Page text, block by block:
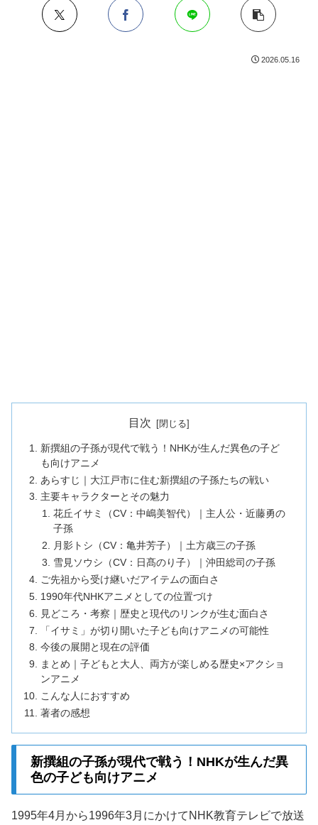
2026.05.16
目次
新撰組の子孫が現代で戦う！NHKが生んだ異色の子ど
も向けアニメ
あらすじ｜大江戸市に住む新撰組の子孫たちの戦い
主要キャラクターとその魅力
花丘イサミ（CV：中嶋美智代）｜主人公・近藤勇の
子孫
月影トシ（CV：亀井芳子）｜土方歳三の子孫
雪見ソウシ（CV：日髙のり子）｜沖田総司の子孫
ご先祖から受け継いだアイテムの面白さ
1990年代NHKアニメとしての位置づけ
見どころ・考察｜歴史と現代のリンクが生む面白さ
「イサミ」が切り開いた子ども向けアニメの可能性
今後の展開と現在の評価
まとめ｜子どもと大人、両方が楽しめる歴史×アクショ
ンアニメ
こんな人におすすめ
著者の感想
新撰組の子孫が現代で戦う！NHKが生んだ異
色の子ども向けアニメ
1995年4月から1996年3月にかけてNHK教育テレビで放送